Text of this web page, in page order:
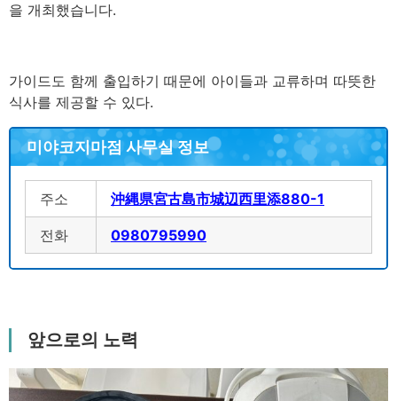
을 개최했습니다.
가이드도 함께 출입하기 때문에 아이들과 교류하며 따뜻한
식사를 제공할 수 있다.
미야코지마점 사무실 정보
주소 沖縄県宮古島市城辺西里添880-1
전화 0980795990
앞으로의 노력